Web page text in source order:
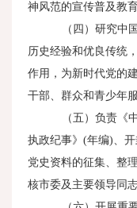
神风范的宣传普及教育
（四）研究中
历史经验和优良传统
作用，为新时代党的
干部、群众和青少年服
（五）负责《
执政纪事》 (年编)、
党史资料的征集、整
核市委及主要领导同